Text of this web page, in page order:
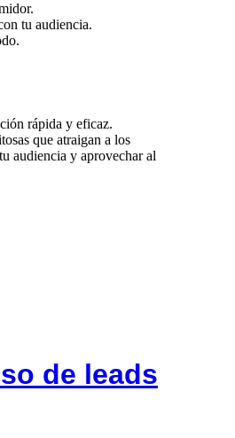
tu audiencia.
rápida y eficaz.
que atraigan a los
audiencia y aprovechar al
de leads